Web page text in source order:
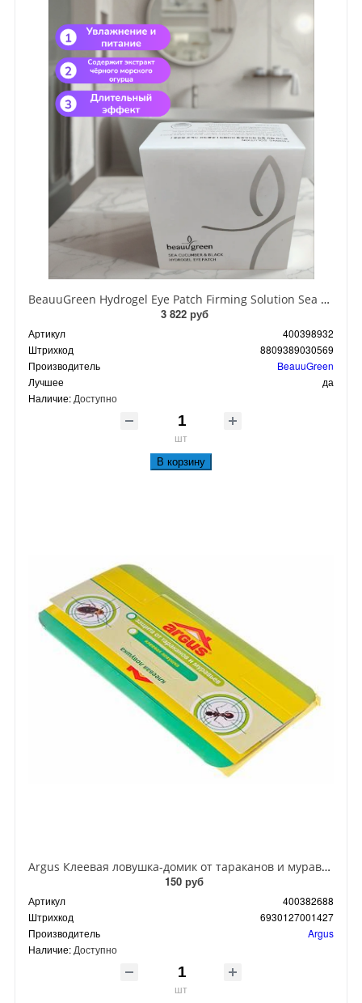
BeauuGreen Hydrogel Eye Patch Firming Solution Sea Cocumber & Black Гидрогелевые патчи для кожи вокруг глаз с экстрактом черного морского огурца 60 шт 90 гр
3 822 руб
Артикул
400398932
Штрихкод
8809389030569
Производитель
BeauuGreen
Лучшее
да
Наличие: Доступно
шт
В корзину
Argus Клеевая ловушка-домик от тараканов и муравьев
150 руб
Артикул
400382688
Штрихкод
6930127001427
Производитель
Argus
Наличие: Доступно
шт